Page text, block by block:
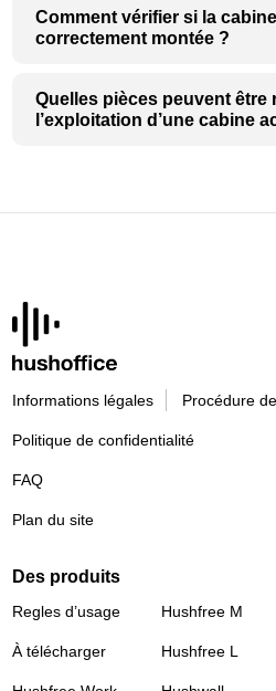
Comment vérifier si la
correctement montée ?
Quelles pièces peuvent être
l’exploitation d’une cabine
Informations légales Procédure
Politique de confidentialité
FAQ
Plan du site
Des produits
Regles d’usage
À télécharger
Hushfree M
Hushfree L